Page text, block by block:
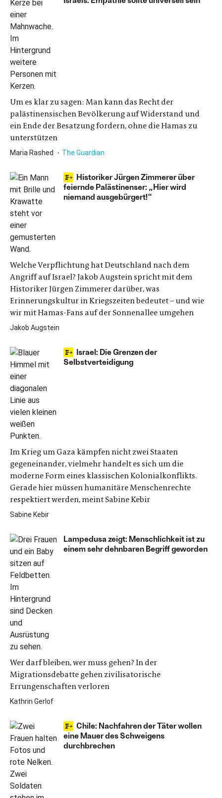
Um es klar zu sagen: Man kann das Recht der
palästinensischen Bevölkerung auf Widerstand und
ein Ende der Besatzung fordern, ohne die Hamas zu
unterstützen
Maria Rashed The Guardian
Historiker Jürgen Zimmerer über
feiernde Palästinenser: „Hier wird
niemand ausgebürgert!“
Welche Verpflichtung hat Deutschland nach dem
Angriff auf Israel? Jakob Augstein spricht mit dem
Historiker Jürgen Zimmerer darüber, was
Erinnerungskultur in Kriegszeiten bedeutet – und wie
wir mit Hamas-Fans auf der Sonnenallee umgehen
Jakob Augstein
Israel: Die Grenzen der
Selbstverteidigung
Im Krieg um Gaza kämpfen nicht zwei Staaten
gegeneinander, vielmehr handelt es sich um die
moderne Form eines klassischen Kolonialkonflikts.
Gerade hier müssen humanitäre Menschenrechte
respektiert werden, meint Sabine Kebir
Sabine Kebir
Lampedusa zeigt: Menschlichkeit ist zu
einem sehr dehnbaren Begriff geworden
Wer darf bleiben, wer muss gehen? In der
Migrationsdebatte gehen zivilisatorische
Errungenschaften verloren
Kathrin Gerlof
Chile: Nachfahren der Täter wollen
eine Mauer des Schweigens
durchbrechen